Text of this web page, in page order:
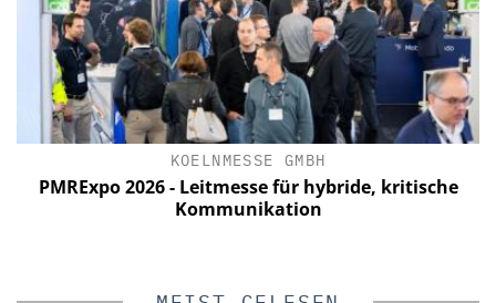
KOELNMESSE GMBH
PMRExpo 2026 - Leitmesse für hybride, kritische
Kommunikation